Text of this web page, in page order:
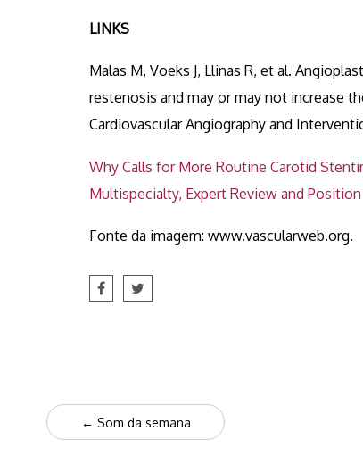
LINKS
Malas M, Voeks J, Llinas R, et al.
restenosis and may or may not increase
Cardiovascular Angiography and
Why Calls for More Routine Carotid
Multispecialty, Expert Review and Position
Fonte da imagem: www.vascularweb.org.
Post
navigation
← Som da semana